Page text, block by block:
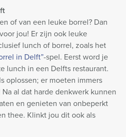
of van een leuke borrel? Dan
jou! Er zijn ook leuke
lunch of borrel, zoals het
in Delft”-spel. Eerst word je
lunch in een Delfts restaurant.
oplossen; er moeten immers
al dat harde denkwerk kunnen
en genieten van onbeperkt
thee. Klinkt jou dit ook als